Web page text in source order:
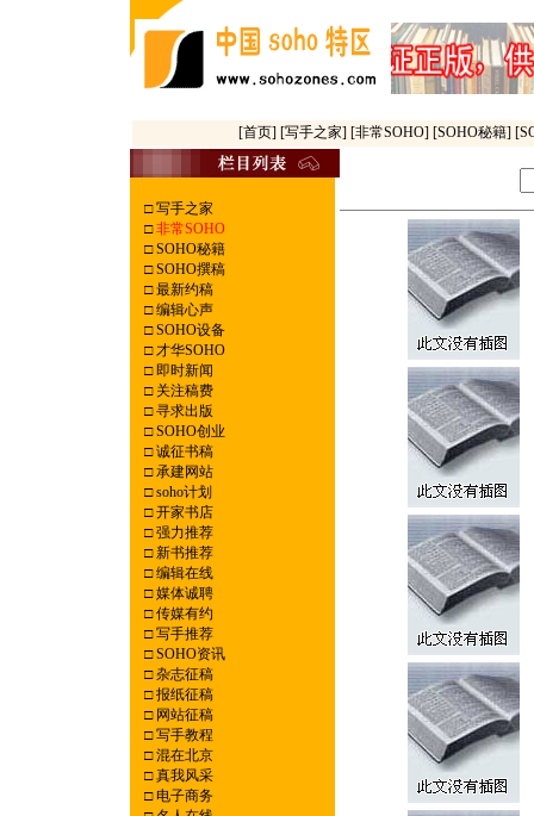
[首页] [写手之家] [非常SOHO] [SOHO秘籍]
□写手之家
□ 非常SOHO
□SOHO秘籍
□SOHO撰稿
□最新约稿
□编辑心声
□SOHO设备
□才华SOHO
□即时新闻
□关注稿费
□寻求出版
□SOHO创业
□诚征书稿
□承建网站
□soho计划
□开家书店
□强力推荐
□新书推荐
□编辑在线
□媒体诚聘
□传媒有约
□写手推荐
□SOHO资讯
□杂志征稿
□报纸征稿
□网站征稿
□写手教程
□混在北京
□真我风采
□电子商务